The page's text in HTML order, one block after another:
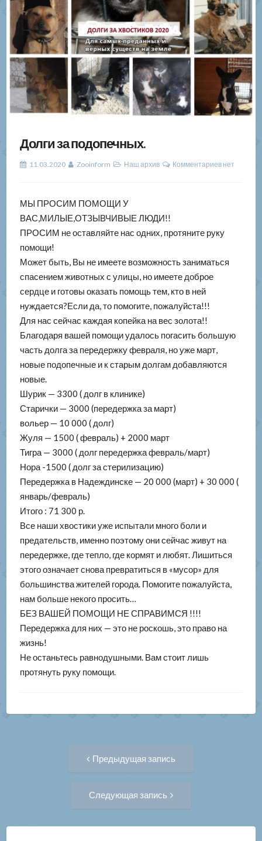
Долги за подопечных.
11.03.2020 Zooinform Наш архив Комментариев нет
МЫ ПРОСИМ ПОМОЩИ У
ВАС,МИЛЫЕ,ОТЗЫВЧИВЫЕ ЛЮДИ!!
ПРОСИМ не оставляйте нас одних, протяните руку
помощи!
Может быть, Вы не имеете возможность заниматься
спасением животных с улицы, но имеете доброе
сердце и готовы оказать помощь тем, кто в ней
нуждается?Если да, то помогите, пожалуйста!!!
Для нас сейчас каждая копейка на вес золота!!
Благодаря вашей помощи удалось погасить большую
часть долга за передержку февраля, но уже март,
новые подопечные и к старым долгам добавляются
новые.
Шурик — 3300 ( долг в клинике)
Старички — 3000 (передержка за март)
вольер — 10 000 ( долг)
Жуля — 1500 ( февраль) + 2000 март
Тигра — 3000 ( долг передержка февраль/март)
Нора -1500 ( долг за стерилизацию)
Передержка в Надеждинске — 20 000 (март) + 30 000 (
январь/февраль)
Итого : 71 300 р.
Все наши хвостики уже испытали много боли и
предательств, именно поэтому они сейчас живут на
передержке, где тепло, где кормят и любят. Лишиться
этого означает снова превратиться в «мусор» для
большинства жителей города. Помогите пожалуйста,
нам больше некого просить…
БЕЗ ВАШЕЙ ПОМОЩИ НЕ СПРАВИМСЯ !!!!
Передержка для них — это не роскошь, это право на
жизнь!
Не останьтесь равнодушными. Вам стоит лишь
протянуть руку помощи.
НавигацияПредыдущая запись
Следующая запись